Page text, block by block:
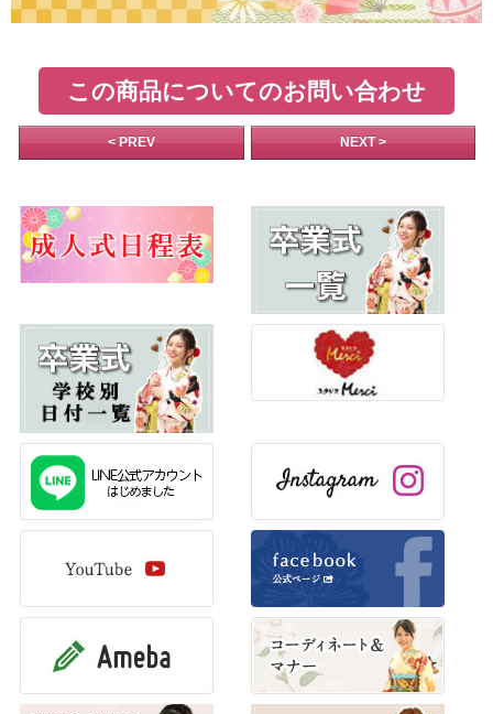
この商品についてのお問い合わせ
< PREV NEXT >